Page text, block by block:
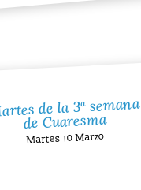
de la 3ª semana
de Cuaresma
Martes 10 Marzo